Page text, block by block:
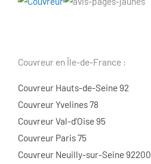
Couvreur en Île-de-France :
Couvreur Hauts-de-Seine 92
Couvreur Yvelines 78
Couvreur Val-d’Oise 95
Couvreur Paris 75
Couvreur Neuilly-sur-Seine 92200